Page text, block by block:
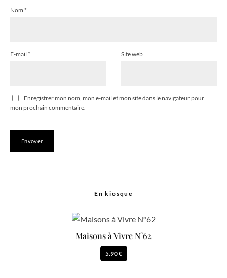
Nom *
E-mail * Site web
Enregistrer mon nom, mon e-mail et mon site dans le navigateur pour
mon prochain commentaire.
En kiosque
Maisons à Vivre N°62
5.90 €